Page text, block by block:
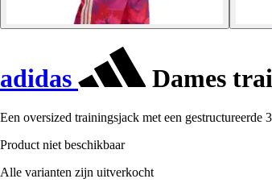
adidas Dames
Een oversized trainingsjack met een
Product niet beschikbaar
Alle varianten zijn uitverkocht